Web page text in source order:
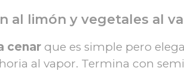
al limón y vegetales al
cenar que es simple pero
al vapor. Termina con